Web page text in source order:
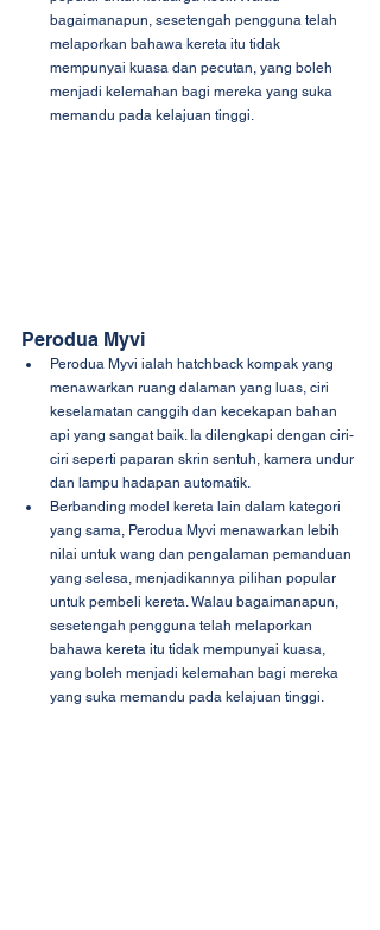
bagaimanapun, sesetengah pengguna telah
melaporkan bahawa kereta itu tidak
mempunyai kuasa dan pecutan, yang boleh
menjadi kelemahan bagi mereka yang suka
memandu pada kelajuan tinggi.
Perodua Myvi
Perodua Myvi ialah hatchback kompak yang
menawarkan ruang dalaman yang luas, ciri
keselamatan canggih dan kecekapan bahan
api yang sangat baik. Ia dilengkapi dengan ciri-
ciri seperti paparan skrin sentuh, kamera undur
dan lampu hadapan automatik.
Berbanding model kereta lain dalam kategori
yang sama, Perodua Myvi menawarkan lebih
nilai untuk wang dan pengalaman pemanduan
yang selesa, menjadikannya pilihan popular
untuk pembeli kereta. Walau bagaimanapun,
sesetengah pengguna telah melaporkan
bahawa kereta itu tidak mempunyai kuasa,
yang boleh menjadi kelemahan bagi mereka
yang suka memandu pada kelajuan tinggi.